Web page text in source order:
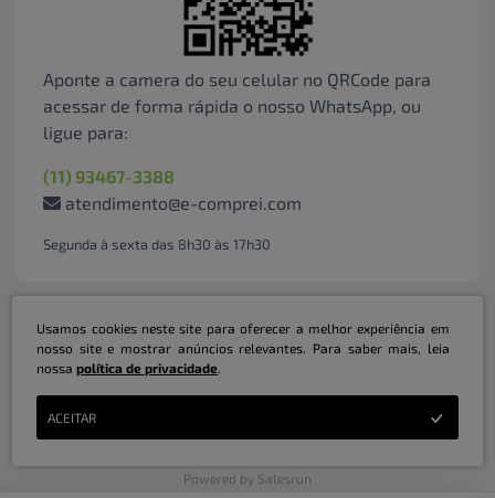
Aponte a camera do seu celular no QRCode para
acessar de forma rápida o nosso WhatsApp, ou
ligue para:
(11) 93467-3388
atendimento@e-comprei.com
Segunda à sexta das 8h30 às 17h30
Marketplace B2B Serviços Inteligentes Ltda | CNPJ: 31.415.786/0001-31 | ©
Powered by Salesrun
Usamos cookies neste site para oferecer a melhor experiência em
nosso site e mostrar anúncios relevantes. Para saber mais, leia
nossapolítica de privacidade.
ACEITAR